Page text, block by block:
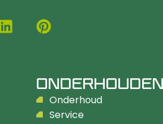
ONDERHOUDEN
Onderhoud
Service